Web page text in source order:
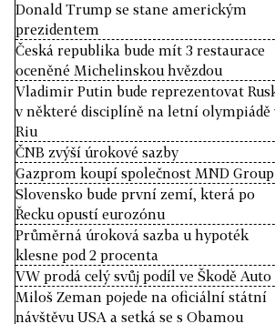
Donald Trump se stane americkým
prezidentem
Česká republika bude mít 3 restaurace
oceněné Michelinskou hvězdou
Vladimir Putin bude reprezentovat
v některé disciplíně na letní olympiádě
Riu
ČNB zvýší úrokové sazby
Gazprom koupí společnost MND Group
Slovensko bude první zemí, která po
Řecku opustí eurozónu
Průměrná úroková sazba u hypoték
klesne pod 2 procenta
VW prodá celý svůj podíl ve Škodě Auto
Miloš Zeman pojede na oficiální státní
návštěvu USA a setká se s Obamou